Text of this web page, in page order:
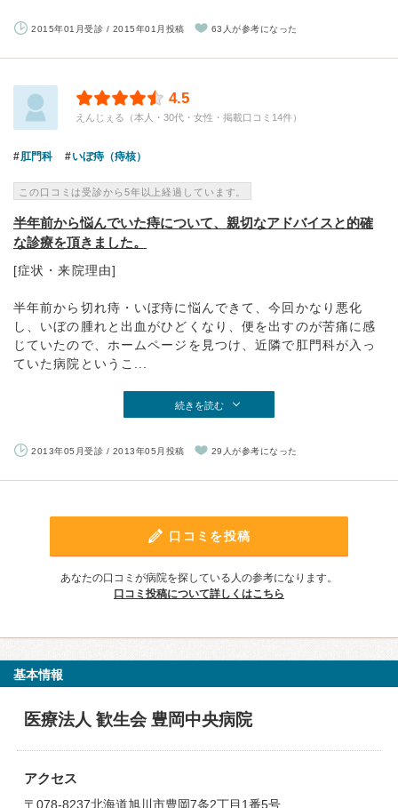
2015年01月受診 / 2015年01月投稿 63人が参考になった
4.5
えんじぇる（本人・30代・女性・掲載口コミ14件）
肛門科 いぼ痔（痔核）
この口コミは受診から5年以上経過しています。
半年前から悩んでいた痔について、親切なアドバイスと的確
な診療を頂きました。
[症状・来院理由]
半年前から切れ痔・いぼ痔に悩んできて、今回かなり悪化
し、いぼの腫れと出血がひどくなり、便を出すのが苦痛に感
じていたので、ホームページを見つけ、近隣で肛門科が入っ
ていた病院というこ...
続きを読む
2013年05月受診 / 2013年05月投稿 29人が参考になった
口コミを投稿
あなたの口コミが病院を探している人の参考になります。
口コミ投稿について詳しくはこちら
基本情報
医療法人 歓生会 豊岡中央病院
アクセス
〒078-8237北海道旭川市豊岡7条2丁目1番5号